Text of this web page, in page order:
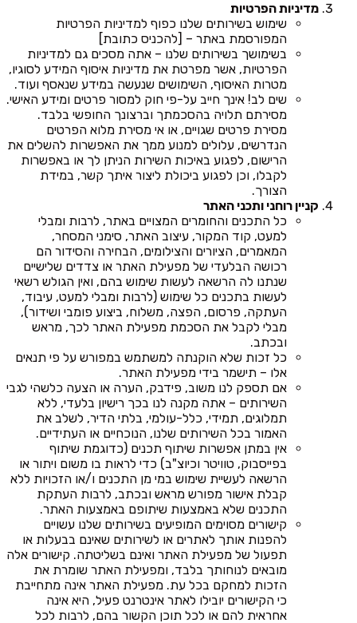
מדיניות הפרטיות
שימוש בשירותים שלנו כפוף למדיניות הפרטיות
המפורסמת באתר – [להכניס כתובת]
בשימושך בשירותים שלנו – אתה מסכים גם למדיניות
הפרטיות, אשר מפרטת את מדיניות איסוף המידע לסוגיו,
מטרות האיסוף, השימושים שנעשה במידע שנאסף ועוד.
שים לב! אינך חייב על-פי חוק למסור פרטים ומידע האישי.
מסירתם תלויה בהסכמתך וברצונך החופשי בלבד.
מסירת פרטים שגויים, או אי מסירת מלוא הפרטים
הנדרשים, עלולים למנוע ממך את האפשרות להשלים את
הרישום, לפגוע באיכות השירות הניתן לך או באפשרות
לקבלו, וכן לפגוע ביכולת ליצור איתך קשר, במידת
הצורך.
קניין רוחני ותכני האתר
כל התכנים והחומרים המצויים באתר, לרבות ומבלי
למעט, קוד המקור, עיצוב האתר, סימני המסחר,
המאמרים, הציורים והצילומים, הבחירה והסידור הם
רכושה הבלעדי של מפעילת האתר או צדדים שלישיים
שנתנו לה הרשאה לעשות שימוש בהם, ואין הגולש רשאי
לעשות בתכנים כל שימוש (לרבות ומבלי למעט, עיבוד,
העתקה, פרסום, הפצה, משלוח, ביצוע פומבי ושידור),
מבלי לקבל את הסכמת מפעילת האתר לכך, מראש
ובכתב.
כל זכות שלא הוקנתה למשתמש במפורש על פי תנאים
אלו – תישמר בידי מפעילת האתר.
אם תספק לנו משוב, פידבק, הערה או הצעה כלשהי לגבי
השירותים – אתה מקנה לנו בכך רישיון בלעדי, ללא
תמלוגים, תמידי, כלל-עולמי, בלתי הדיר, לשלב את
האמור בכל השירותים שלנו, הנוכחיים או העתידיים.
אין במתן אפשרות שיתוף תכנים (כדוגמת שיתוף
בפייסבוק, טוויטר וכיוצ"ב) כדי לראות בו משום ויתור או
הרשאה לעשיית שימוש במי מן התכנים ו/או הזכויות ללא
קבלת אישור מפורש מראש ובכתב, לרבות העתקת
התכנים שלא באמצעות שיתופם באמצעות האתר.
קישורים מסוימים המופיעים בשירותים שלנו עשויים
להפנות אותך לאתרים או לשירותים שאינם בבעלות או
תפעול של מפעילת האתר ואינם בשליטתה. קישורים אלה
מובאים לנוחותך בלבד, ומפעילת האתר שומרת את
הזכות למחקם בכל עת. מפעילת האתר אינה מתחייבת
כי הקישורים יובילו לאתר אינטרנט פעיל, היא אינה
אחראית להם או לכל תוכן הקשור בהם, לרבות לכל